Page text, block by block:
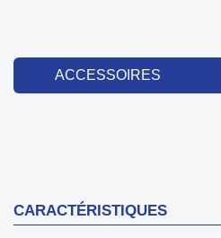
ACCESSOIRES
CARACTÉRISTIQUES